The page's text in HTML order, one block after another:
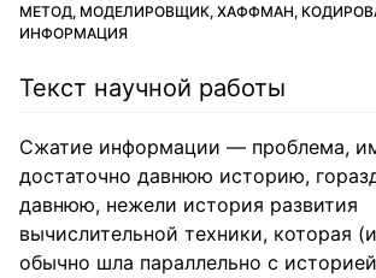
МЕТОД, МОДЕЛИРОВЩИК, ХАФФМАН,
ИНФОРМАЦИЯ
Текст научной работы
Сжатие информации — проблема,
достаточно давнюю историю,
давнюю, нежели история развития
вычислительной техники, которая
обычно шла параллельно с